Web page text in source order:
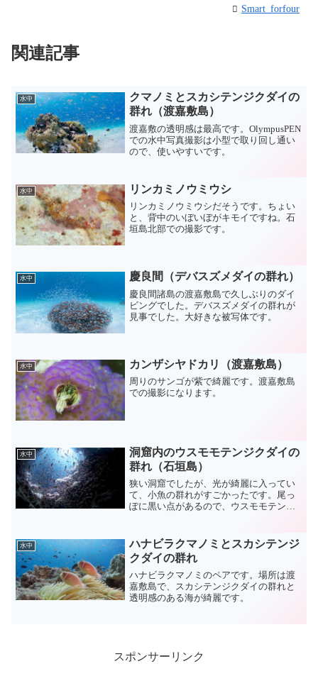
Smart_forfour
関連記事
水中
クマノミとスカシテンジクダイの
群れ（渡嘉敷島）
渡嘉敷の透明感は最高です。OlympusPEN
での水中写真撮影は小型で取り回し通い
ので、使いやすいです。
水中 リンカミノウミウシ
リンカミノウミウシだそうです。ちょい
と、背中のいぼいぼがキモイですね。石
垣島北部での撮影です。
水中 慶良間（デバスズメダイの群れ）
慶良間諸島の渡嘉敷島で久しぶりのダイ
ビングでした。デバスズメダイの群れが
見事でした。大好きな被写体です。
水中 カンザシヤドカリ（渡嘉敷島）
周りのサンゴが紫で綺麗です。渡嘉敷島
での撮影になります。
水中
洞窟内のウスモモテンジクダイの
群れ（石垣島）
狭い洞窟でしたが、光が綺麗に入ってい
て、小魚の群れがすごかったです。尾っ
ぽに黒い点があるので、ウスモモテンジ
水中
ハナビラクマノミとスカシテンジ
クダイの群れ
ハナビラクマノミのペアです。場所は渡
嘉敷島で、スカシテンジクダイの群れと
透明感のある海が綺麗です。
スポンサーリンク